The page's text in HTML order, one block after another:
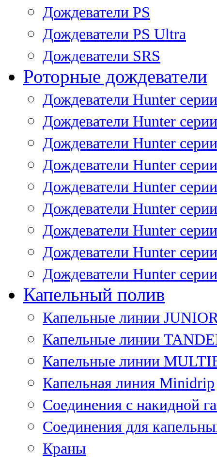
Дождеватели PS
Дождеватели PS Ultra
Дождеватели SRS
Роторные дождеватели
Дождеватели Hunter
Дождеватели Hunter
Дождеватели Hunter
Дождеватели Hunter
Дождеватели Hunter
Дождеватели Hunter
Дождеватели Hunter
Дождеватели Hunter
Дождеватели Hunter
Капельный полив
Капельные линии
Капельные линии
Капельные линии
Капельная линия Minidrip
Соединения с накидной
Соединения для
Краны